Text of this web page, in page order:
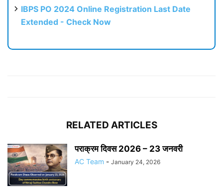
IBPS PO 2024 Online Registration Last Date
Extended - Check Now
RELATED ARTICLES
पराक्रम दिवस 2026 – 23 जनवरी
AC Team - January 24, 2026